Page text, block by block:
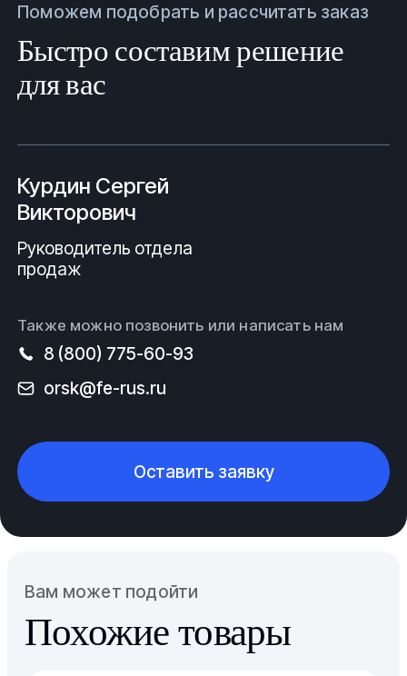
Поможем подобрать и рассчитать заказ
Быстро составим решение
для вас
Курдин Сергей
Викторович
Руководитель отдела
продаж
Также можно позвонить или написать нам
8 (800) 775-60-93
orsk@fe-rus.ru
Оставить заявку
Вам может подойти
Похожие товары